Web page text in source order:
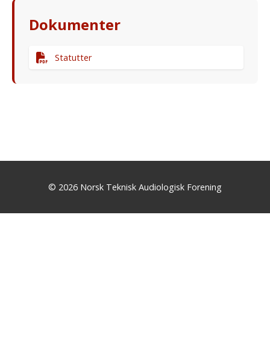
Dokumenter
Statutter
© 2026 Norsk Teknisk Audiologisk Forening